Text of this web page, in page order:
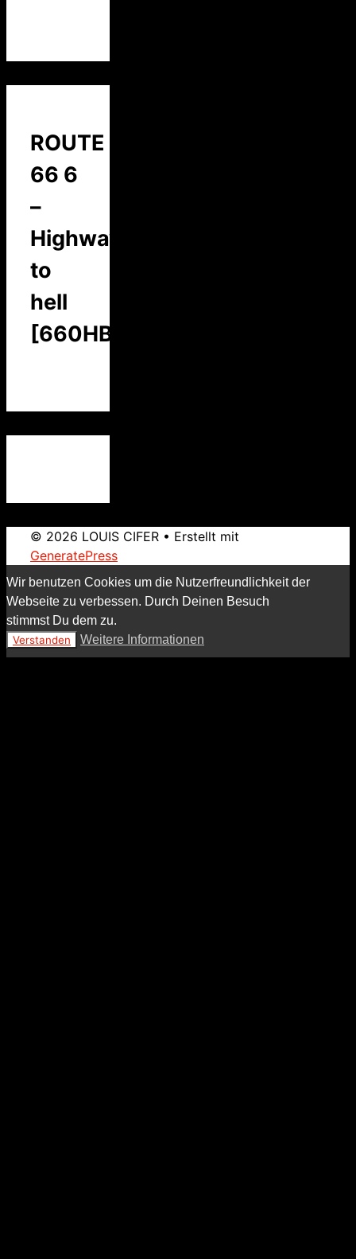
ROUTE
66 6
–
Highway
to
hell
[660HBC]
© 2026 LOUIS CIFER • Erstellt mit
GeneratePress
Wir benutzen Cookies um die Nutzerfreundlichkeit der
Webseite zu verbessen. Durch Deinen Besuch
stimmst Du dem zu.
Verstanden Weitere Informationen